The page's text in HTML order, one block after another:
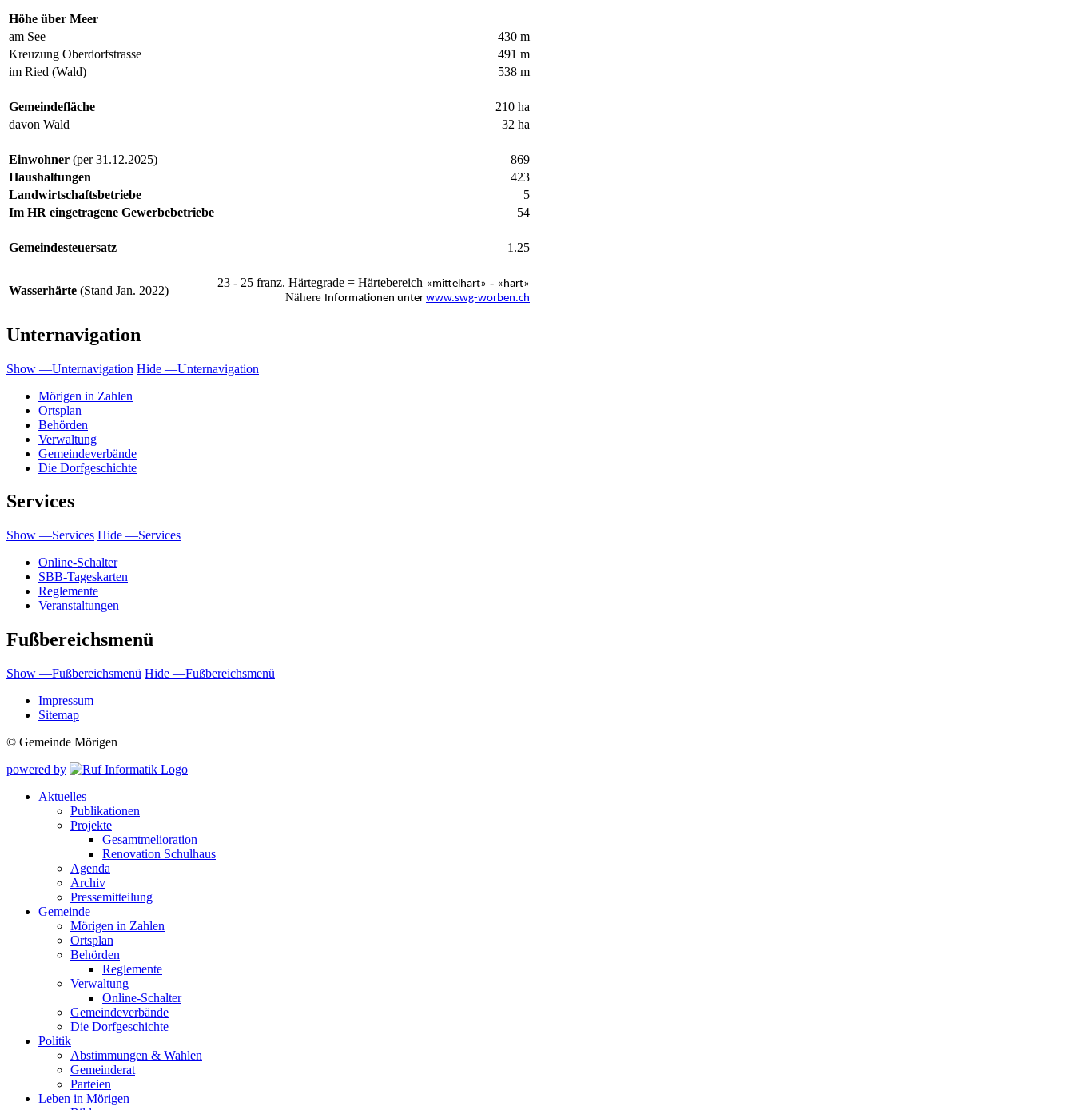
Höhe über Meer
am See
430 m
Kreuzung Oberdorfstrasse
491 m
im Ried (Wald)
538 m
Gemeindefläche
210 ha
davon Wald
32 ha
Einwohner (per 31.12.2025)
869
Haushaltungen
423
Landwirtschaftsbetriebe
5
Im HR eingetragene Gewerbebetriebe
54
Gemeindesteuersatz 1.25
Wasserhärte (Stand Jan. 2022)
23 - 25 franz. Härtegrade = Härtebereich «mittelhart» - «hart»
Nähere Informationen unter www.swg-worben.ch
Unternavigation
Show —Unternavigation Hide —Unternavigation
Mörigen in Zahlen
Ortsplan
Behörden
Verwaltung
Gemeindeverbände
Die Dorfgeschichte
Services
Show —Services Hide —Services
Online-Schalter
SBB-Tageskarten
Reglemente
Veranstaltungen
Fußbereichsmenü
Show —Fußbereichsmenü Hide —Fußbereichsmenü
Impressum
Sitemap
© Gemeinde Mörigen
powered by
Aktuelles
Publikationen
Projekte
Gesamtmelioration
Renovation Schulhaus
Agenda
Archiv
Pressemitteilung
Gemeinde
Mörigen in Zahlen
Ortsplan
Behörden
Reglemente
Verwaltung
Online-Schalter
Gemeindeverbände
Die Dorfgeschichte
Politik
Abstimmungen & Wahlen
Gemeinderat
Parteien
Leben in Mörigen